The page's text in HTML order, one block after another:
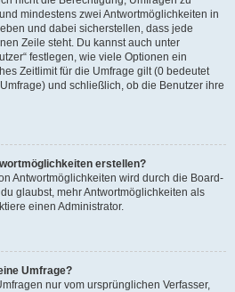
mindestens zwei Antwortmöglichkeiten in
und dabei sicherstellen, dass jede
Zeile steht. Du kannst auch unter
festlegen, wie viele Optionen ein
Zeitlimit für die Umfrage gilt (0 bedeutet
und schließlich, ob die Benutzer ihre
erstellen?
Antwortmöglichkeiten wird durch die Board-
glaubst, mehr Antwortmöglichkeiten als
einen Administrator.
Umfrage?
nur vom ursprünglichen Verfasser,